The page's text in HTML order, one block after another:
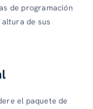
de programación
de sus
el paquete de